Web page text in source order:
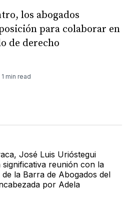
los abogados
para colaborar en
de derecho
1 min read
José Luis Urióstegui
reunión con la
la Barra de Abogados del
por Adela